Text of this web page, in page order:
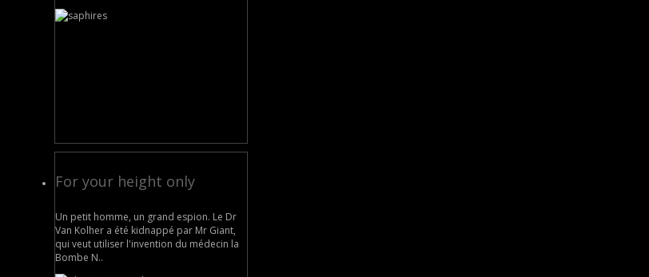
For your height only
Un petit homme, un grand espion. Le Dr
Van Kolher a été kidnappé par Mr Giant,
qui veut utiliser l'invention du médecin la
Bombe N..